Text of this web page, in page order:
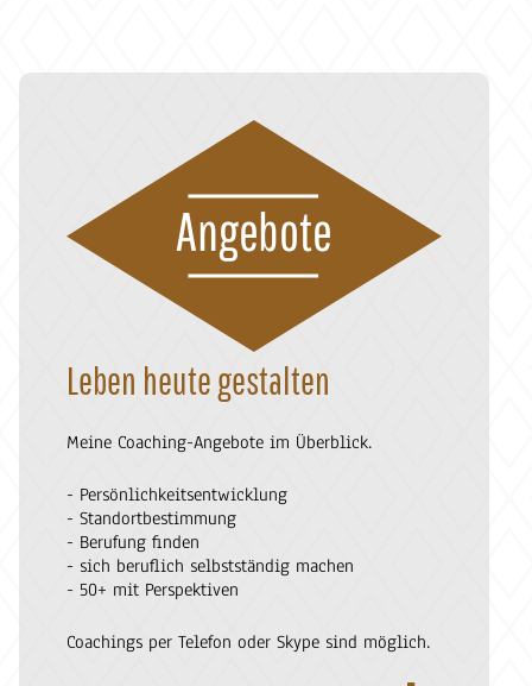
Angebote
Leben heute gestalten
Meine Coaching-Angebote im Überblick.
- Persönlichkeitsentwicklung
- Standortbestimmung
- Berufung finden
- sich beruflich selbstständig machen
- 50+ mit Perspektiven
Coachings per Telefon oder Skype sind möglich.